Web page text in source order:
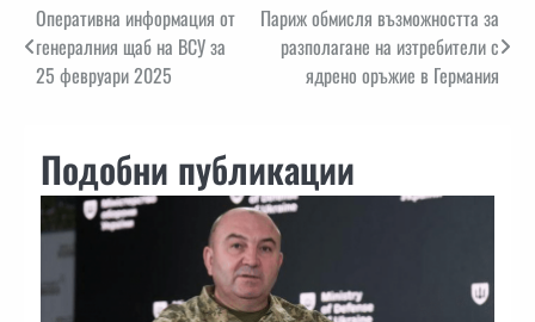
Навигация
Оперативна информация от
генералния щаб на ВСУ за
25 февруари 2025
Париж обмисля възможността за
разполагане на изтребители с
ядрено оръжие в Германия
Подобни публикации